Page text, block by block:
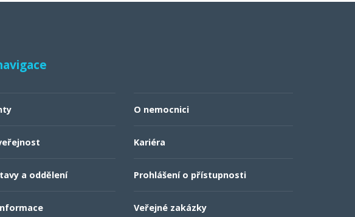
a oddělení
O nemocnici
Kariéra
Prohlášení o přístupnosti
Veřejné zakázky